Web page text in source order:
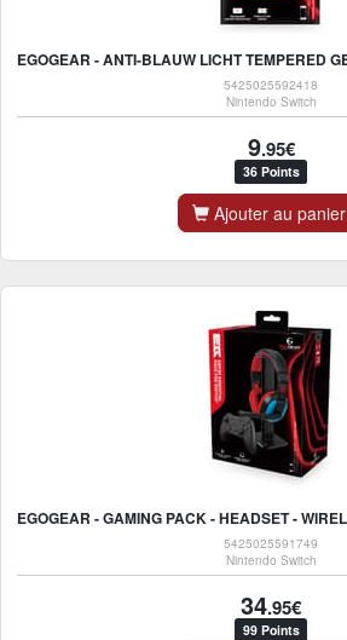
5425025592418
Nintendo Switch
9.95€
36 Points
Ajouter au panier
5425025591749
Nintendo Switch
34.95€
99 Points